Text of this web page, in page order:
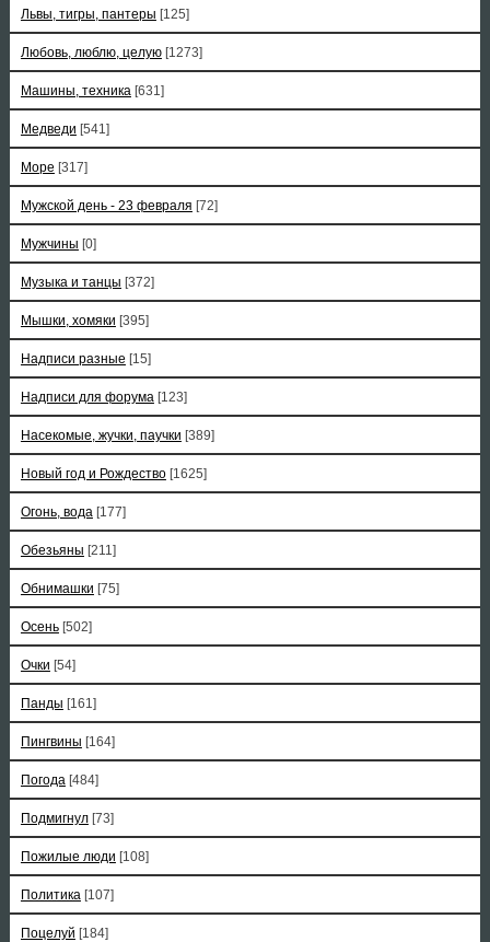
Львы, тигры, пантеры [125]
Любовь, люблю, целую [1273]
Машины, техника [631]
Медведи [541]
Море [317]
Мужской день - 23 февраля [72]
Мужчины [0]
Музыка и танцы [372]
Мышки, хомяки [395]
Надписи разные [15]
Надписи для форума [123]
Насекомые, жучки, паучки [389]
Новый год и Рождество [1625]
Огонь, вода [177]
Обезьяны [211]
Обнимашки [75]
Осень [502]
Очки [54]
Панды [161]
Пингвины [164]
Погода [484]
Подмигнул [73]
Пожилые люди [108]
Политика [107]
Поцелуй [184]